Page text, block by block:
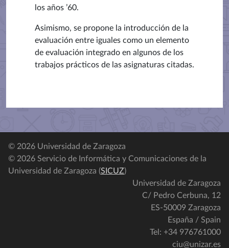
los años ’60.
Asimismo, se propone la introducción de la
evaluación entre iguales como un elemento
de evaluación integrado en algunos de los
trabajos prácticos de las asignaturas citadas.
© 2026 Universidad de Zaragoza
© 2026 Servicio de Informática y Comunicaciones de la
Universidad de Zaragoza (SICUZ)
Universidad de Zaragoza
C/ Pedro Cerbuna, 12
ES-50009 Zaragoza
España / Spain
Tel: +34 976761000
ciu@unizar.es